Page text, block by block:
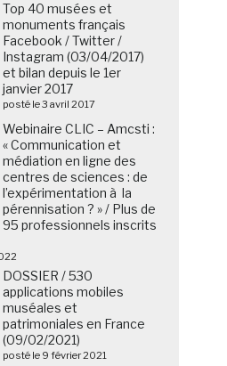
Top 40 musées et
monuments français
Facebook / Twitter /
Instagram (03/04/2017)
et bilan depuis le 1er
janvier 2017
posté le 3 avril 2017
Webinaire CLIC – Amcsti :
« Communication et
médiation en ligne des
centres de sciences : de
l’expérimentation à la
pérennisation ? » / Plus de
95 professionnels inscrits
DOSSIER / 530
applications mobiles
muséales et
patrimoniales en France
(09/02/2021)
posté le 9 février 2021